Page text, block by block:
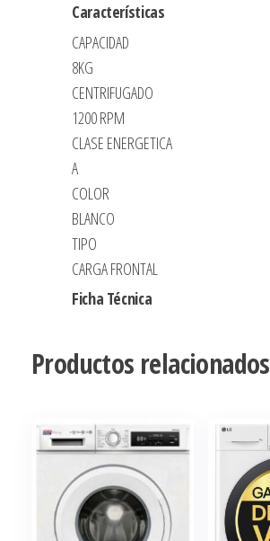
CONTROL
SENSOR
CARGA
cantidad
Características
CAPACIDAD
8KG
CENTRIFUGADO
1200 RPM
CLASE ENERGETICA
A
COLOR
BLANCO
TIPO
CARGA FRONTAL
Ficha Técnica
Productos relacionados